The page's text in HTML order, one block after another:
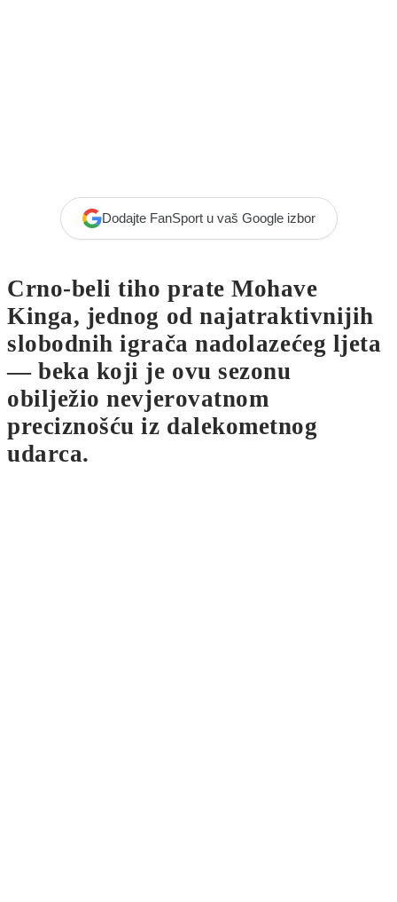
Dodajte FanSport u vaš Google izbor
Crno-beli tiho prate Mohave
Kinga, jednog od najatraktivnijih
slobodnih igrača nadolazećeg ljeta
— beka koji je ovu sezonu
obilježio nevjerovatnom
preciznošću iz dalekometnog
udarca.